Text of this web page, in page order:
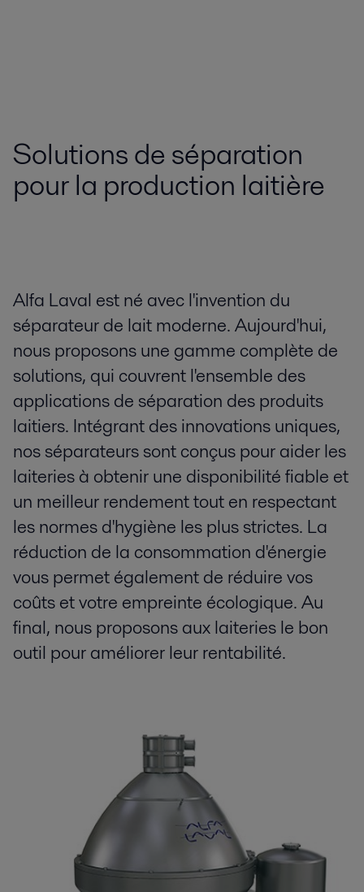
Solutions de séparation
pour la production laitière
Alfa Laval est né avec l'invention du
séparateur de lait moderne. Aujourd'hui,
nous proposons une gamme complète de
solutions, qui couvrent l'ensemble des
applications de séparation des produits
laitiers. Intégrant des innovations uniques,
nos séparateurs sont conçus pour aider les
laiteries à obtenir une disponibilité fiable et
un meilleur rendement tout en respectant
les normes d'hygiène les plus strictes. La
réduction de la consommation d'énergie
vous permet également de réduire vos
coûts et votre empreinte écologique. Au
final, nous proposons aux laiteries le bon
outil pour améliorer leur rentabilité.